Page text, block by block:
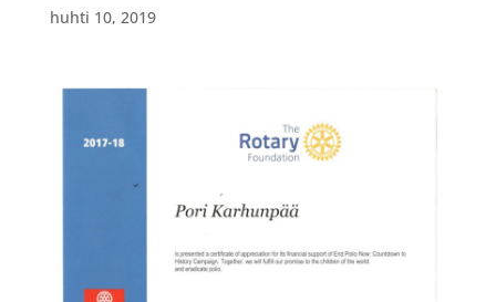
huhti 10, 2019